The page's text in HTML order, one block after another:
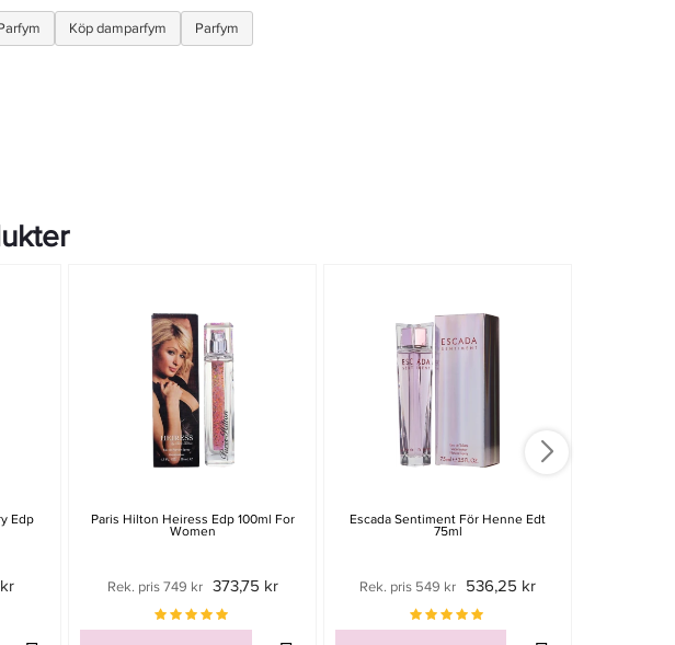
Köp damparfym Parfym
Edp Paris Hilton Heiress Edp 100ml For
Women
Rek. pris 749 kr 373,75 kr
Escada Sentiment För Henne Edt
75ml
Rek. pris 549 kr 536,25 kr